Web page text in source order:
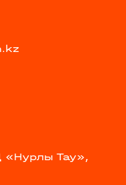
«Нурлы Тау»,